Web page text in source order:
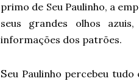
primo de Seu Paulinho, a
seus grandes olhos
informações dos patrões.
Seu Paulinho percebeu